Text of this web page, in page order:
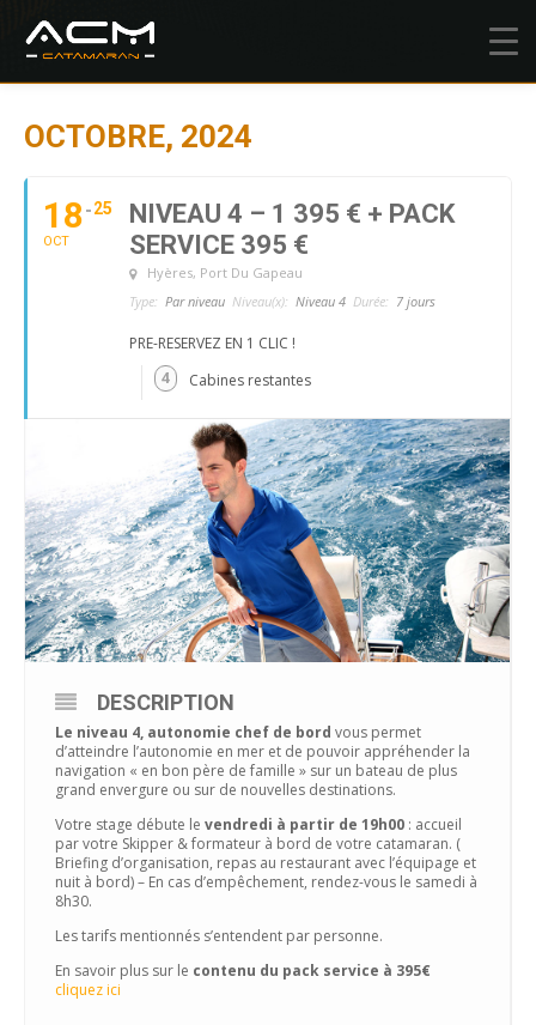
OCTOBRE, 2024
18
OCT
25
NIVEAU 4 – 1 395 € + PACK
SERVICE 395 €
Hyères, Port Du Gapeau
Type: Par niveau Niveau(x): Niveau 4 Durée: 7 jours
PRE-RESERVEZ EN 1 CLIC !
4 Cabines restantes
DESCRIPTION
Le niveau 4, autonomie chef de bord vous permet
d’atteindre l’autonomie en mer et de pouvoir appréhender la
navigation « en bon père de famille » sur un bateau de plus
grand envergure ou sur de nouvelles destinations.
Votre stage débute le vendredi à partir de 19h00 : accueil
par votre Skipper & formateur à bord de votre catamaran. (
Briefing d’organisation, repas au restaurant avec l’équipage et
nuit à bord) – En cas d’empêchement, rendez-vous le samedi à
8h30.
Les tarifs mentionnés s’entendent par personne.
En savoir plus sur le contenu du pack service à 395€
cliquez ici